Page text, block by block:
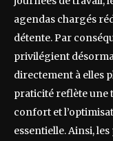
agendas chargés
détente. Par
privilégient
directement à elles
praticité reflète une
confort et
essentielle. Ainsi,